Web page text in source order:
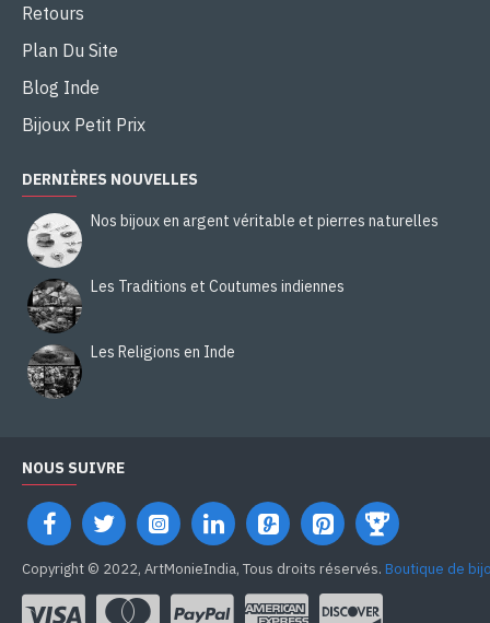
Retours
Plan Du Site
Blog Inde
Bijoux Petit Prix
DERNIÈRES NOUVELLES
Nos bijoux en argent véritable et pierres naturelles
Les Traditions et Coutumes indiennes
Les Religions en Inde
NOUS SUIVRE
Copyright © 2022, ArtMonieIndia, Tous droits réservés. Boutique de